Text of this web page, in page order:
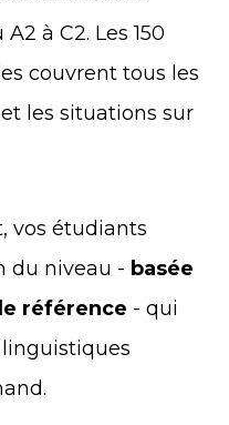
à C2. Les 150
couvrent tous les
les situations sur
vos étudiants
du niveau - basée
référence - qui